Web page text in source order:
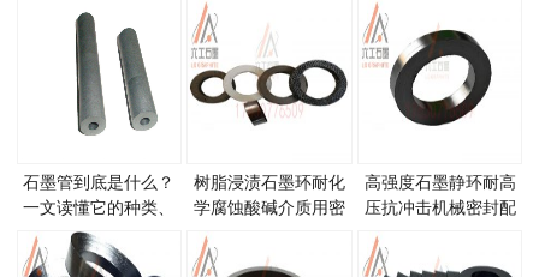
石墨管到底是什么？
一文读懂它的种类、
特性与应用领域
树脂浸渍石墨环耐化
学腐蚀酸碱介质用密
高强度石墨静环耐高
压抗冲击机械密封配